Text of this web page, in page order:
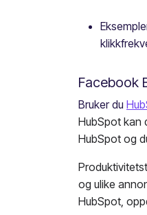
Facebook
Bruker du
HubSpot kan
HubSpot og
og ulike
HubSpot,